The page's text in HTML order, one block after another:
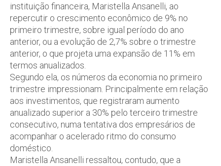
instituição financeira, Maristella Ansanelli, ao
repercutir o crescimento econômico de 9% no
primeiro trimestre, sobre igual período do ano
anterior, ou a evolução de 2,7% sobre o trimestre
anterior, o que projeta uma expansão de 11% em
termos anualizados.
Segundo ela, os números da economia no primeiro
trimestre impressionam. Principalmente em relação
aos investimentos, que registraram aumento
anualizado superior a 30% pelo terceiro trimestre
consecutivo, numa tentativa dos empresários de
acompanhar o acelerado ritmo do consumo
doméstico.
Maristella Ansanelli ressaltou, contudo, que a